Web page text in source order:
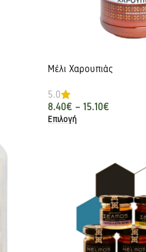
Μέλι Χαρουπιάς
5.0
8.40€ – 15.10€
Επιλογή